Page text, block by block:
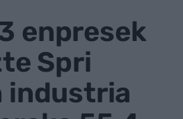
enpresek
Spri
industria